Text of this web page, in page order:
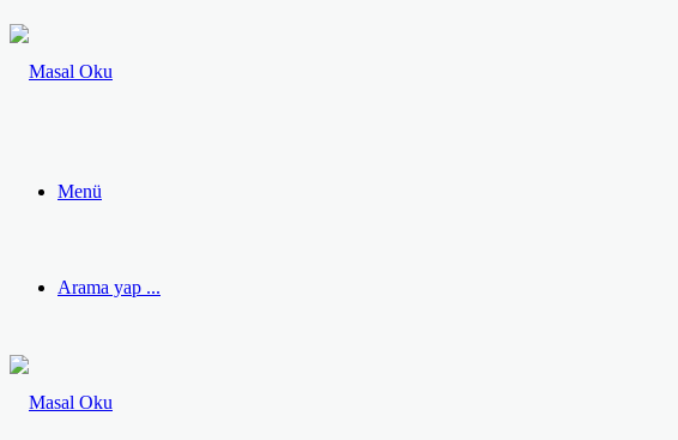
Menü
Arama yap ...